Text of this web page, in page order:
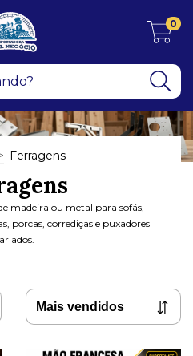
0
Ferragens
madeira ou metal para sofás,
porcas, corrediças e puxadores